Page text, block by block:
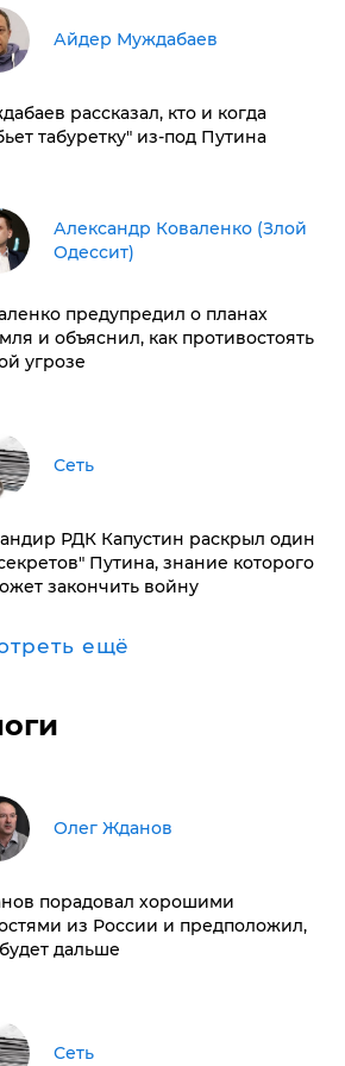
Айдер Муждабаев
рассказал, кто и когда
табуретку" из-под Путина
Александр Коваленко (Злой
Одессит)
предупредил о планах
и объяснил, как противостоять
угрозе
Сеть
РДК Капустин раскрыл один
Путина, знание которого
закончить войну
ещё
Олег Жданов
порадовал хорошими
из России и предположил,
дальше
Сеть